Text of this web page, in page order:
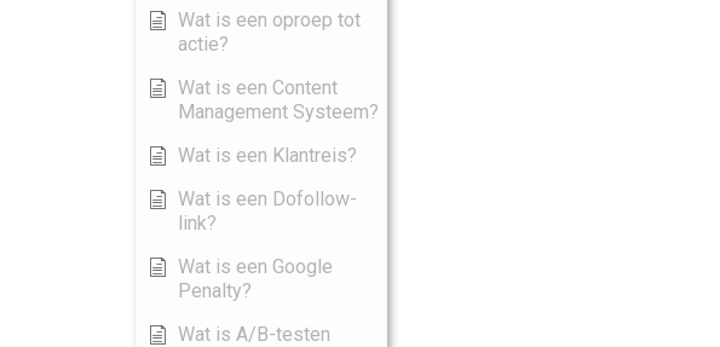
Wat is een oproep tot
actie?
Wat is een Content
Management Systeem?
Wat is een Klantreis?
Wat is een Dofollow-
link?
Wat is een Google
Penalty?
Wat is A/B-testen